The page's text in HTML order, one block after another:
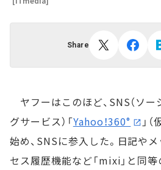
Share
ヤフーはこのほど、SNS（ソ
グサービス）「Yahoo！360°
」
始め、SNSに参入した。日記や
セス履歴機能など「mixi」と同等